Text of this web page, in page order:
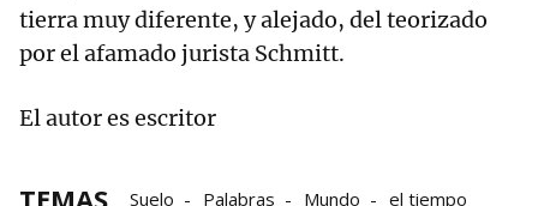
tierra muy diferente, y alejado, del teorizado
por el afamado jurista Schmitt.
El autor es escritor
Suelo Palabras Mundo el tiempo